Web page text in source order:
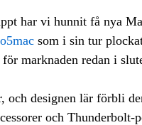
har vi hunnit få nya
som i sin tur
marknaden redan i
designen lär förbli
och